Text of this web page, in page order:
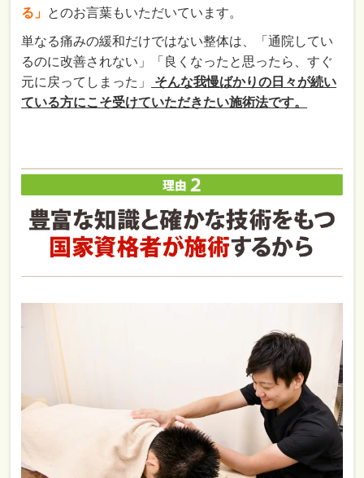
る」 とのお言葉もいただいています。
単なる痛みの緩和だけではない整体は、「通院してい
るのに改善されない」「良くなったと思ったら、すぐ
元に戻ってしまった」
そんな我慢ばかりの日々が続い
ている方にこそ受けていただきたい施術法です。